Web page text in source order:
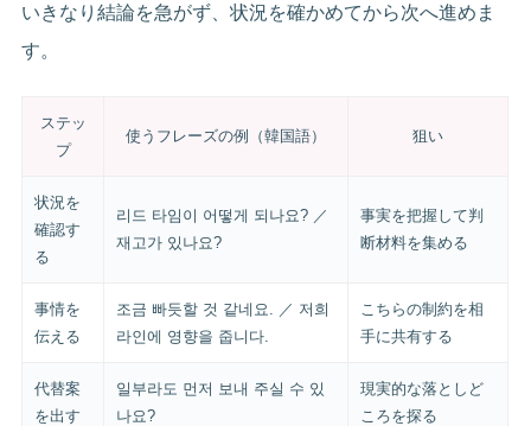
いきなり結論を急がず、状況を確かめてから次へ進めま
す。
ステッ
プ
使うフレーズの例（韓国語） 狙い
状況を
確認す
る
리드 타임이 어떻게 되나요? ／
재고가 있나요?
事実を把握して判
断材料を集める
事情を
伝える
조금 빠듯할 것 같네요. ／ 저희
라인에 영향을 줍니다.
こちらの制約を相
手に共有する
代替案
を出す
일부라도 먼저 보내 주실 수 있
나요?
現実的な落としど
ころを探る